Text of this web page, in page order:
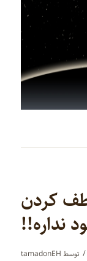
کردن
نداره!!
/ توسط tamadonEH